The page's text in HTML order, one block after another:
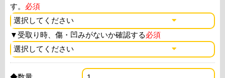
す。 必須
▼ 受取り時、傷・凹みがないか確認する必須